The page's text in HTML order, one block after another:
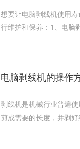
想要让电脑剥线机使用
行维护和保养‌：1‌、电脑
电脑剥线机的操作
剥线机是机械行业普遍
剪成需要的长度，并剥